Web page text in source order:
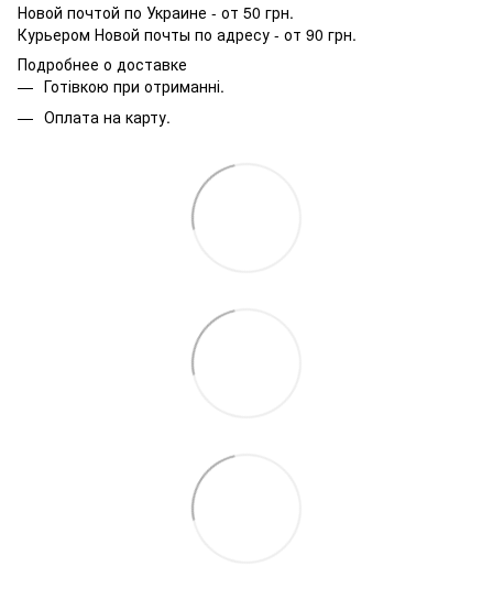
Новой почтой по Украине - от 50 грн.
Курьером Новой почты по адресу - от 90 грн.
Подробнее о доставке
Готівкою при отриманні.
Оплата на карту.